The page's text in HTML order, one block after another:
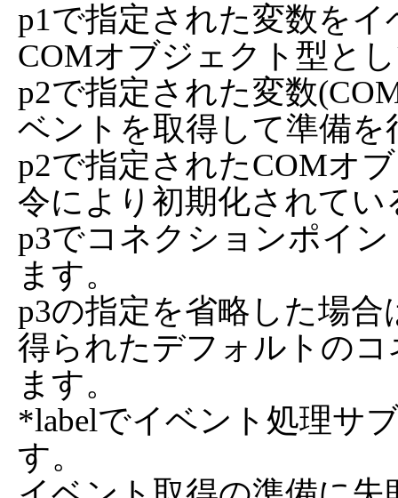
p1で指定された変数を
COMオブジェクト型と
p2で指定された変数
ベントを取得して準備を
p2で指定されたCOMオ
令により初期化されて
p3でコネクションポイ
ます。
p3の指定を省略した場合
得られたデフォルトの
ます。
*labelでイベント処理サ
す。